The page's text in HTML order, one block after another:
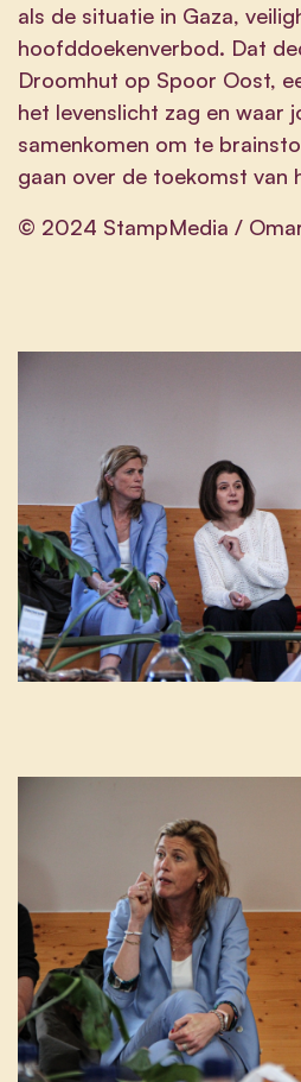
als de situatie in Gaza,
hoofddoekenverbod. Dat
Droomhut op Spoor Oost,
het levenslicht zag en waar
samenkomen om te
gaan over de toekomst van
© 2024 StampMedia /